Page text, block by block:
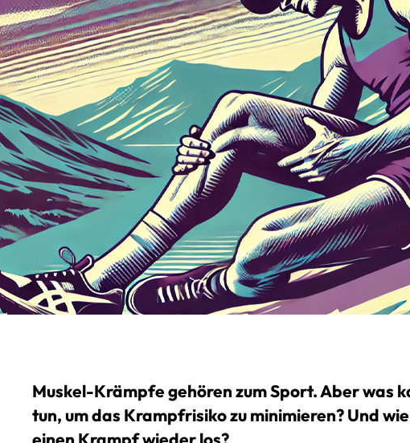
Muskel-Krämpfe gehören zum Sport. Aber was
tun, um das Krampfrisiko zu minimieren? Und
einen Krampf wieder los?